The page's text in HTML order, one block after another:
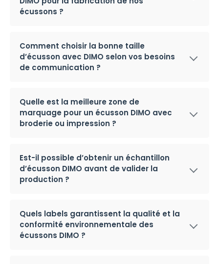
écussons ?
Comment choisir la bonne taille
d’écusson avec DIMO selon vos besoins
de communication ?
Quelle est la meilleure zone de
marquage pour un écusson DIMO avec
broderie ou impression ?
Est-il possible d’obtenir un échantillon
d’écusson DIMO avant de valider la
production ?
Quels labels garantissent la qualité et la
conformité environnementale des
écussons DIMO ?